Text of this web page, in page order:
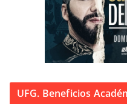
UFG. Beneficios